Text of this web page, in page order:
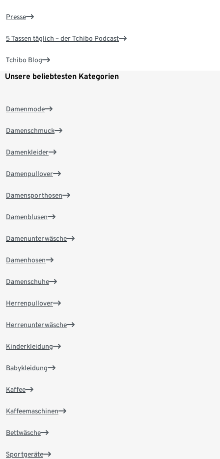
Presse
5 Tassen täglich – der Tchibo Podcast
Tchibo Blog
Unsere beliebtesten Kategorien
Damenmode
Damenschmuck
Damenkleider
Damenpullover
Damensporthosen
Damenblusen
Damenunterwäsche
Damenhosen
Damenschuhe
Herrenpullover
Herrenunterwäsche
Kinderkleidung
Babykleidung
Kaffee
Kaffeemaschinen
Bettwäsche
Sportgeräte